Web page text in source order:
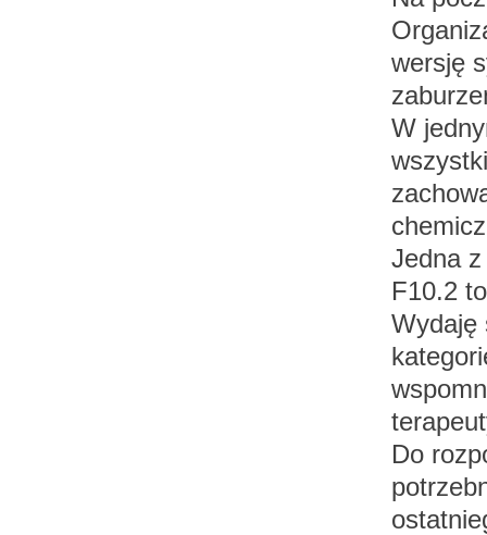
wersję
W
Jedna
F10.2
Wydaję
Do